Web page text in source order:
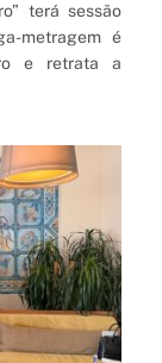
terá sessão
metragem é
e retrata a